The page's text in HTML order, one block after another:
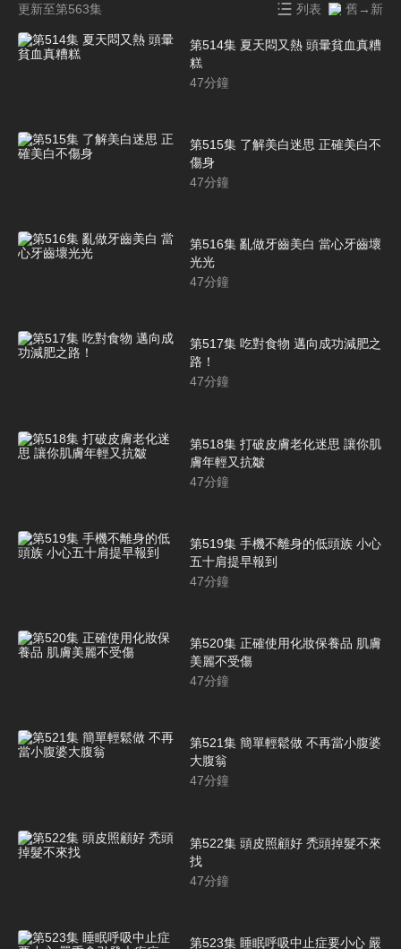
更新至第563集 列表 舊→新
第514集 夏天悶又熱 頭暈貧血真糟
糕
47分鐘
第515集 了解美白迷思 正確美白不
傷身
47分鐘
第516集 亂做牙齒美白 當心牙齒壞
光光
47分鐘
第517集 吃對食物 邁向成功減肥之
路！
47分鐘
第518集 打破皮膚老化迷思 讓你肌
膚年輕又抗皺
47分鐘
第519集 手機不離身的低頭族 小心
五十肩提早報到
47分鐘
第520集 正確使用化妝保養品 肌膚
美麗不受傷
47分鐘
第521集 簡單輕鬆做 不再當小腹婆
大腹翁
47分鐘
第522集 頭皮照顧好 禿頭掉髮不來
找
47分鐘
第523集 睡眠呼吸中止症要小心 嚴